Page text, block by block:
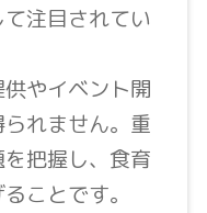
注目されてい
やイベント開
れません。重
把握し、食育
ことです。